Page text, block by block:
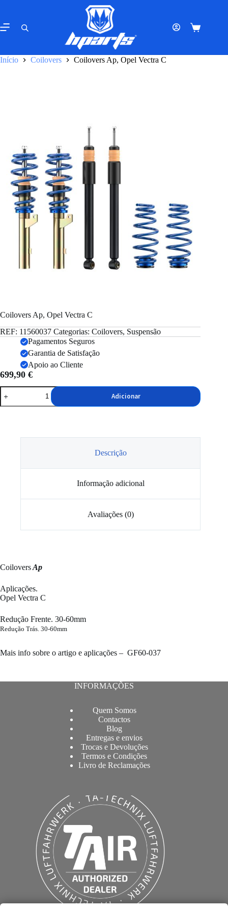
o
conteúdo
Carrinho
Início
Coilovers Coilovers Ap, Opel Vectra C
Coilovers Ap, Opel Vectra C
REF: 11560037 Categorias: Coilovers, Suspensão
Pagamentos Seguros
Garantia de Satisfação
Apoio ao Cliente
699,90 €
Quantidade
de
Coilovers
Adicionar
Descrição
Informação adicional
Avaliações (0)
CoiloversAp
Aplicações.
Opel Vectra C
Redução Frente. 30-60mm
Redução Trás. 30-60mm
​Mais info sobre o artigo e aplicações – GF60-037
INFORMAÇÕES
Quem Somos
Contactos
Blog
Entregas e envios
Trocas e Devoluções
Termos e Condições
Livro de Reclamações